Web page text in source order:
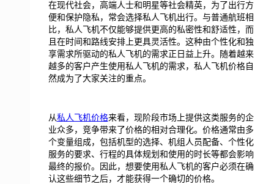
在现代社会，高端人士和明星等社会精英，为了出行方
便和保护隐私，常会选择私人飞机出行。与普通航班相
比，私人飞机不仅能够提供更高的私密性和舒适性，而
且在时间和路线安排上更具灵活性。这种由个性化和独
享需求所驱动的私人飞机的需求正日益上升。随着越来
越多的客户产生使用私人飞机的需求，私人飞机价格自
然成为了大家关注的重点。
从私人飞机价格来看，现阶段市场上提供这类服务的企
业众多，竞争带来了价格的相对合理化。价格通常由多
个变量组成，包括机型的选择、机组人员配备、个性化
服务的要求、行程的具体规划和使用的时长等都会影响
最终的报价。因此，想要使用私人飞机的客户必须在确
认这些细节之后，才能获得一个确切的价格。